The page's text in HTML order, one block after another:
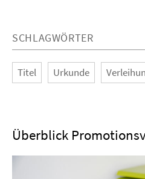
SCHLAGWÖRTER
Titel Urkunde
Überblick